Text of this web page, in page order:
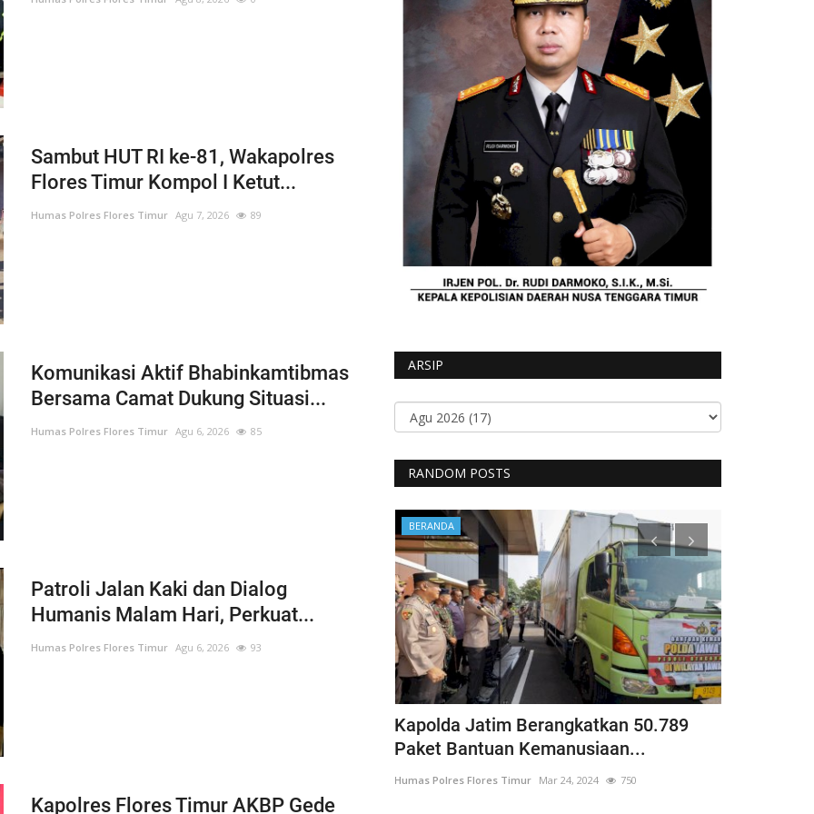
Agenda Sidang Pembacaan Dakwaan Kasus Penganiayaan Oleh FNB
Cegah Corona, Penyemprotan Disinfektan oleh Satgas Gugus Tugas Covid-19 Bersama Bhabinkamtibmas Bripka Kornelius Miha Galla
Upaya Cegah Virus Covid 19, Kapospol Solor Barat Bersama Anggota Lakukan Penyemprotan Desinfektan Di Pelabuhan Pamakayo
Pengukuran Suhu Tubuh Serta Pendataan Terhadap Masyarkat Yang Datang Dari Luar Daerah Oleh Bhabinkamtibmas Bersama Instansi Terkait
Disinfektan Disepanjang Ruas Jalan Kota Larantuka
Cegah Masuknya Virus Corona, Polres Flotim Lakukan Pengamanan Sekaligus Penyemprotan Desinfektan Saat Kapal Masuk
Cegah Penyebaran Virus Corona, Polres Flotim Bersama Instansi Terkait Lakukan Penyemprotan Desinfektan dan Pengukuran Suhu Terhadap Penumpang Kapal KMP Ile Labalekan
Maklumat Kapolri Untuk Pencegahan Penyebaran Virus Corona
Lakukan Patroli Malam Hari Guna Mencegah Penyebaran Covid - 19
Kapolri Cegah Penyebaran Virus Corona (Covid-19)
Bhabinkamtibmas BRIGPOL A.Y Don Bosko Distribusikan Bantuan Sembako dan Masker Kepada Warga Desa Lamika
Sambut HUT RI ke-81, Wakapolres
Flores Timur Kompol I Ketut...
Humas Polres Flores Timur Agu 7, 2026 89
Komunikasi Aktif Bhabinkamtibmas
Bersama Camat Dukung Situasi...
Humas Polres Flores Timur Agu 6, 2026 85
Patroli Jalan Kaki dan Dialog
Humanis Malam Hari, Perkuat...
Humas Polres Flores Timur Agu 6, 2026 93
Kapolres Flores Timur AKBP Gede
ARSIP
RANDOM POSTS
BERANDA
Kapolda Jatim Berangkatkan 50.789
Paket Bantuan Kemanusiaan...
Humas Polres Flores Timur Mar 24, 2024 750